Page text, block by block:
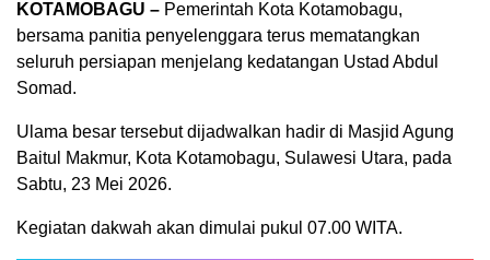
KOTAMOBAGU – Pemerintah Kota Kotamobagu,
bersama panitia penyelenggara terus mematangkan
seluruh persiapan menjelang kedatangan Ustad Abdul
Somad.
Ulama besar tersebut dijadwalkan hadir di Masjid Agung
Baitul Makmur, Kota Kotamobagu, Sulawesi Utara, pada
Sabtu, 23 Mei 2026.
Kegiatan dakwah akan dimulai pukul 07.00 WITA.